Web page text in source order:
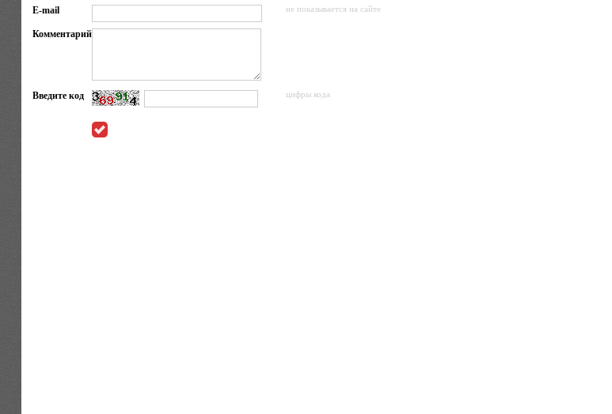
E-mail не показывается на сайте
Комментарий
Введите код цифры кода